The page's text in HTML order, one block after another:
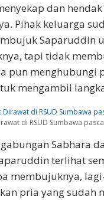
dan
Pihak keluarga
Saparuddin
tapi tidak
pun menghubungi
mengambil
di RSUD Sumbawa
Sabhara
terlihat
membujuknya,
pria yang sudah